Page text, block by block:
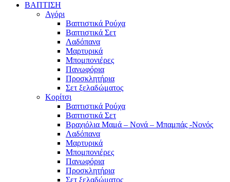
ΒΑΠΤΙΣΗ
Αγόρι
Βαπτιστικά Ρούχα
Βαπτιστικά Σετ
Λαδόπανα
Μαρτυρικά
Μπομπονιέρες
Πανωφόρια
Προσκλητήρια
Σετ ξελαδώματος
Κορίτσι
Βαπτιστικά Ρούχα
Βαπτιστικά Σετ
Βραχιόλια Μαμά – Νονά – Μπαμπάς -Νονός
Λαδόπανα
Μαρτυρικά
Μπομπονιέρες
Πανωφόρια
Προσκλητήρια
Σετ ξελαδώματος